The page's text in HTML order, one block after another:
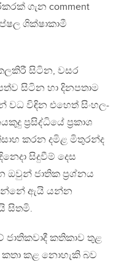
ගැන comment
ශික්ෂාකාමී
සිටින, වසර
සිටින හා දිනපතාම
විඳින එහෙත් සිංහල-
ප්‍රසිද්ධියේ ප්‍රකාශ
කරන දමිළ මිතුරන්ද
සිදුවීම් දෙස
ඔවුන් ජාතික ප්‍රශ්නය
ඇයි යන්න
සිතමි.
ජාතිකවාදී කතිකාව තුළ
කළ නොහැකි බව